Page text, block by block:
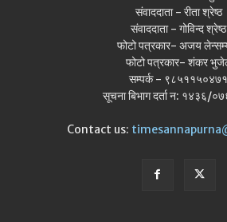
संवाददाता - रीता श्रेष्ठ
संवाददाता - गोविन्द श्रेष्ठ
फोटो पत्रकार- अजय
फोटो पत्रकार- शंकर
सम्पर्क - ९८५११५०४७१
सूचना बिभाग दर्ता न: १४३६/
Contact us: